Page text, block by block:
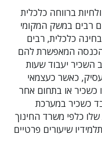
ברווחה כלכלית
רבים במשק המקומי
כלכלית, רבים
המאפשרת להם
השכיר יעבוד שעות
כאשר כעצמאי
כשכיר או בתחום אחר
כשכיר במערכת
שלו כלפי משרד החינוך
שיעורים פרטיים